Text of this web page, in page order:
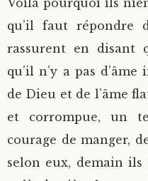
Voilà pourquoi ils
qu’il faut répondre
rassurent en disant
qu’il n’y a pas
de Dieu et de l’âme
et corrompue, un
courage de manger,
selon eux, demain